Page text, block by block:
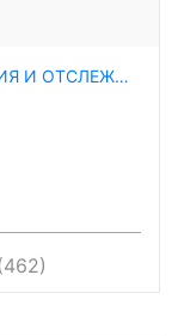
АВТОНОМНАЯ СИСТЕМА ОБНАРУЖЕНИЯ И ОТСЛЕЖИВАНИЯ ОБЪЕКТОВ НА РАССТОЯНИИ 500 МЕТРОВ СО ВСТРОЕННОЙ ТЕПЛОВИЗИОННОЙ КАМЕРОЙ ДЛЯ ОБНАРУЖЕНИЯ БПЛА И ЛАЗЕРНЫМ ДАЛЬНОМЕРОМ (LRF) С ДАЛЬНОСТЬЮ ДЕЙСТВИЯ 1 КМ